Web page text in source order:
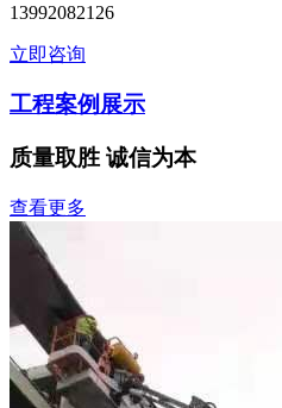
13992082126
立即咨询
工程案例展示
质量取胜 诚信为本
查看更多